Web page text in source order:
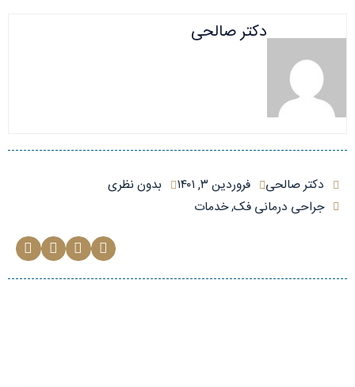
دکتر صالحی
دکتر صالحی فروردین ۳, ۱۴۰۱
بدون نظری
جراحی درمانی فک,خدمات